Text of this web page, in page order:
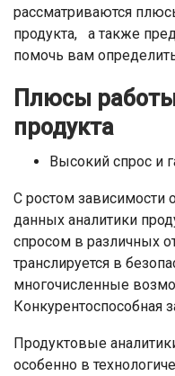
рассматриваются
продукта, а также
помочь вам
Плюсы
продукта
Высокий спрос и
С ростом зависимости
данных аналитики
спросом в различных
транслируется в
многочисленные
Конкурентоспособная
Продуктовые
особенно в